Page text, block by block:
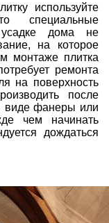
используйте
специальные
усадке дома не
на которое
монтаже плитка
ремонта
на поверхность
после
виде фанеры или
чем начинать
дождаться